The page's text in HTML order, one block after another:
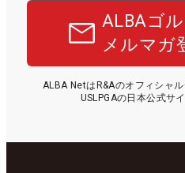
ALBAゴ
メルマガ
ALBA NetはR&Aのオフィシャ
USLPGAの日本公式サ